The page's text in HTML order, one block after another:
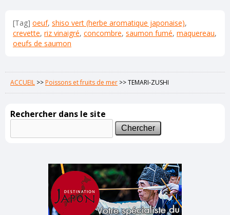
[Tag] oeuf, shiso vert (herbe aromatique japonaise),
crevette, riz vinaigré, concombre, saumon fumé, maquereau,
oeufs de saumon
ACCUEIL >>Poissons et fruits de mer >>TEMARI-ZUSHI
Rechercher dans le site